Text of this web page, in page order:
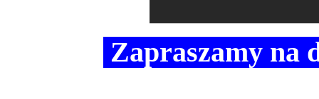
Zapraszamy na